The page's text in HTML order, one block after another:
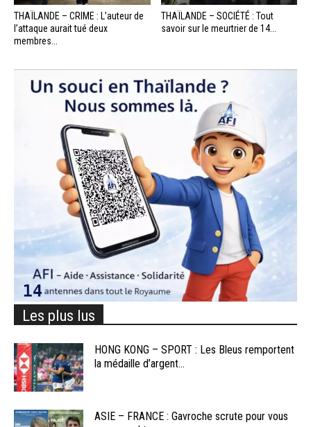
THAÏLANDE – CRIME : L’auteur de
l’attaque aurait tué deux
membres...
THAÏLANDE – SOCIÉTÉ : Tout
savoir sur le meurtrier de 14...
Les plus lus
HONG KONG – SPORT : Les Bleus remportent
la médaille d’argent...
ASIE – FRANCE : Gavroche scrute pour vous